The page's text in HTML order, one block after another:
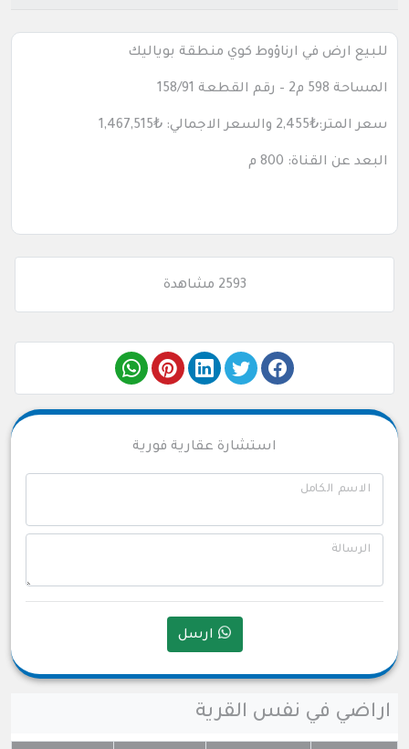
للبيع ارض في ارناؤوط كوي منطقة بوياليك
المساحة 598 م2 – رقم القطعة 158/91
سعر المتر:₺2,455 والسعر الاجمالي: ₺1,467,515
البعد عن القناة: 800 م
2593 مشاهدة
استشارة عقارية فورية
الاسم الكامل
الرسالة
ارسل
اراضي في نفس القرية